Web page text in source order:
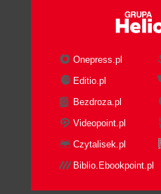
Onepress.pl
Editio.pl
Bezdroza.pl
Videopoint.pl
Czytalisek.pl
Biblio.Ebookpoint.pl